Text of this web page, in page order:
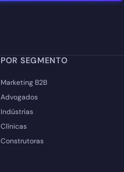
POR SEGMENTO
Marketing B2B
Advogados
Indústrias
Clínicas
Construtoras